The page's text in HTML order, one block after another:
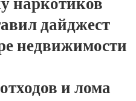
дайджест
недвижимости
и лома